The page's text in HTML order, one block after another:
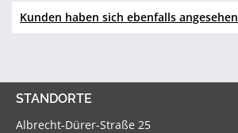
Kunden haben sich ebenfalls angesehen
STANDORTE
Albrecht-Dürer-Straße 25